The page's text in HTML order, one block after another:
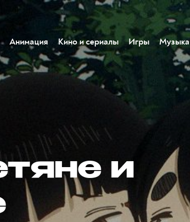
Анимация Кино и сериалы Игры Музыка
и